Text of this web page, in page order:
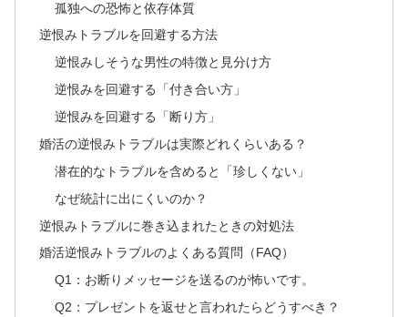
孤独への恐怖と依存体質
逆恨みトラブルを回避する方法
逆恨みしそうな男性の特徴と見分け方
逆恨みを回避する「付き合い方」
逆恨みを回避する「断り方」
婚活の逆恨みトラブルは実際どれくらいある？
潜在的なトラブルを含めると「珍しくない」
なぜ統計に出にくいのか？
逆恨みトラブルに巻き込まれたときの対処法
婚活逆恨みトラブルのよくある質問（FAQ）
Q1：お断りメッセージを送るのが怖いです。
Q2：プレゼントを返せと言われたらどうすべき？